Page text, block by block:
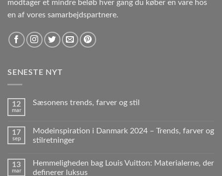
modtager et mindre beløb hver gang du køber en vare hos
en af vores samarbejdspartnere.
SENESTE NYT
12
mar
Sæsonens trends, farver og stil
17
sep
Modeinspiration i Danmark 2024 – Trends, farver og
stilretninger
13
mar
Hemmeligheden bag Louis Vuitton: Materialerne, der
definerer luksus